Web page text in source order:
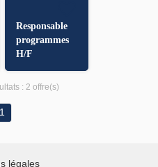
Responsable
programmes
H/F
: 2 offre(s)
1
légales